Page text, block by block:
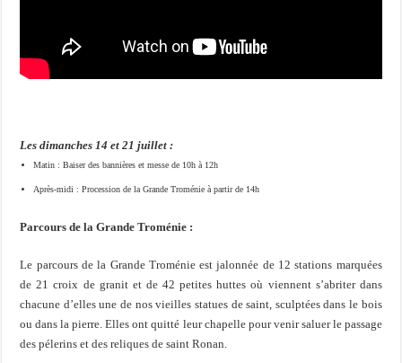
Les dimanches 14 et 21 juillet :
Matin : Baiser des bannières et messe de 10h à 12h
Après-midi : Procession de la Grande Troménie à partir de 14h
Parcours de la Grande Troménie :
Le parcours de la Grande Troménie est jalonnée de 12 stations marquées
de 21 croix de granit et de 42 petites huttes où viennent s’abriter dans
chacune d’elles une de nos vieilles statues de saint, sculptées dans le bois
ou dans la pierre. Elles ont quitté leur chapelle pour venir saluer le passage
des pélerins et des reliques de saint Ronan.